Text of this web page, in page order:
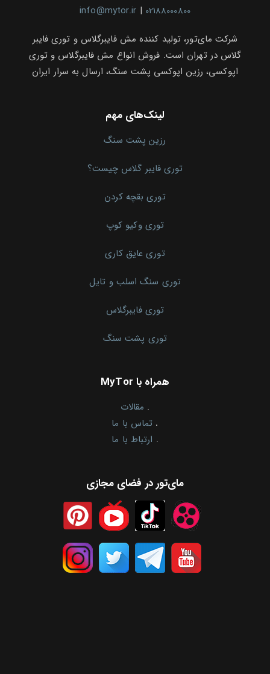
info@mytor.ir | 02188000800
شرکت مای‌تور، تولید کننده مش فایبرگلاس و توری فایبر
گلاس در تهران است. فروش انواع مش فایبرگلاس و توری
اپوکسی، رزین اپوکسی پشت سنگ، ارسال به سرار ایران
لینک‌های مهم
رزین پشت سنگ
توری فایبر گلاس چیست؟
توری بقچه کردن
توری وکیو کوپ
توری عایق کاری
توری سنگ اسلب و تایل
توری فایبرگلاس
توری پشت سنگ
همراه با MyTor
. مقالات
. تماس با ما
. ارتباط با ما
مای‌تور در فضای مجازی